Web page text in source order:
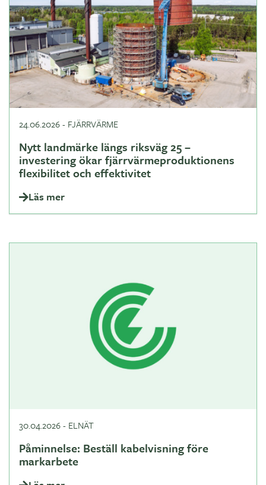
24.06.2026- FJÄRRVÄRME
Nytt landmärke längs riksväg 25 –
investering ökar fjärrvärmeproduktionens
flexibilitet och effektivitet
Läs mer
30.04.2026- ELNÄT
Påminnelse: Beställ kabelvisning före
markarbete